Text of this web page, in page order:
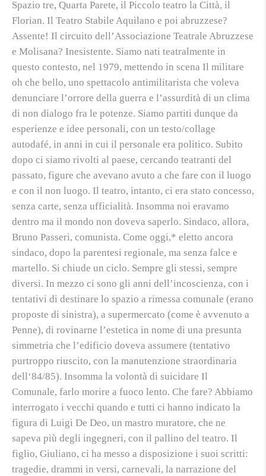
Spazio tre, Quarta Parete, il Piccolo teatro la Città, il
Florian. Il Teatro Stabile Aquilano e poi abruzzese?
Assente! Il circuito dell’Associazione Teatrale Abruzzese
e Molisana? Inesistente. Siamo nati teatralmente in
questo contesto, nel 1979, mettendo in scena Il militare
oh che bello, uno spettacolo antimilitarista che voleva
denunciare l’orrore della guerra e l’assurdità di un clima
di non dialogo fra le potenze. Siamo partiti dunque da
esperienze e idee personali, con un testo/collage
autodafé, in anni in cui il personale era politico. Subito
dopo ci siamo rivolti al paese, cercando teatranti del
passato, figure che avevano avuto a che fare con il luogo
e con il non luogo. Il teatro, intanto, ci era stato concesso,
senza carte, senza ufficialità. Insomma noi eravamo
dentro ma il mondo non doveva saperlo. Sindaco, allora,
Bruno Passeri, comunista. Come oggi,* eletto ancora
sindaco, dopo la parentesi regionale, ma senza falce e
martello. Si chiude un ciclo. Sempre gli stessi, sempre
diversi. In mezzo ci sono gli anni dell’incoscienza, con i
tentativi di destinare lo spazio a rimessa comunale (erano
proposte di sinistra), a supermercato (come è avvenuto a
Penne), di rovinarne l’estetica in nome di una presunta
simmetria che l’edificio doveva assumere (tentativo
purtroppo riuscito, con la manutenzione straordinaria
dell‘84/85). Insomma la volontà di suicidare Il
Comunale, farlo morire a fuoco lento. Che fare? Abbiamo
interrogato i vecchi quando e tutti ci hanno indicato la
figura di Luigi De Deo, un mastro muratore, che ne
sapeva più degli ingegneri, con il pallino del teatro. Il
figlio, Giuliano, ci ha messo a disposizione i suoi scritti:
tragedie, drammi in versi, carnevali, la narrazione del